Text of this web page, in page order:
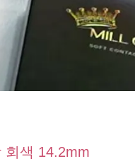
회색 14.2mm